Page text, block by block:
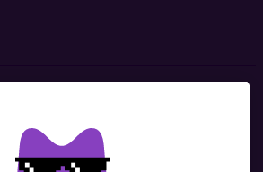
Kontaktiere uns